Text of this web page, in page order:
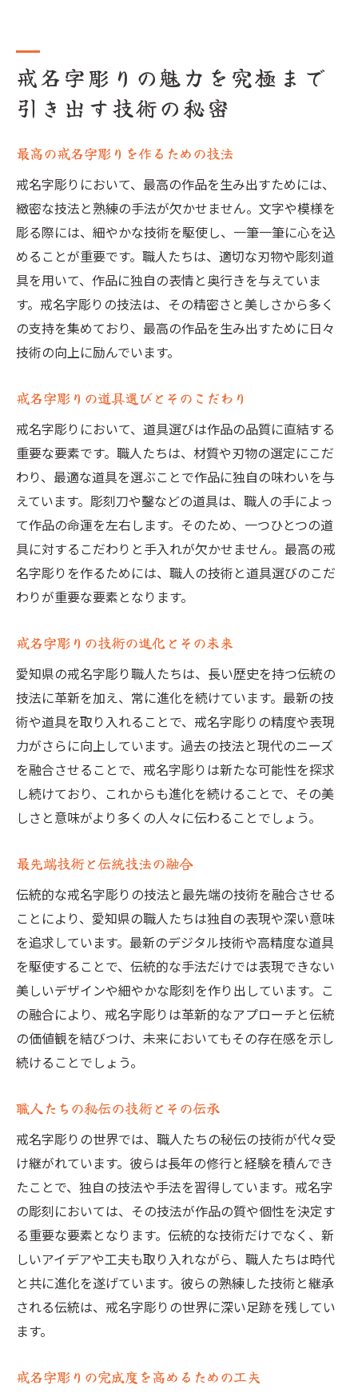
戒名字彫りの魅力を究極まで
引き出す技術の秘密
最高の戒名字彫りを作るための技法
戒名字彫りにおいて、最高の作品を生み出すためには、
緻密な技法と熟練の手法が欠かせません。文字や模様を
彫る際には、細やかな技術を駆使し、一筆一筆に心を込
めることが重要です。職人たちは、適切な刃物や彫刻道
具を用いて、作品に独自の表情と奥行きを与えていま
す。戒名字彫りの技法は、その精密さと美しさから多く
の支持を集めており、最高の作品を生み出すために日々
技術の向上に励んでいます。
戒名字彫りの道具選びとそのこだわり
戒名字彫りにおいて、道具選びは作品の品質に直結する
重要な要素です。職人たちは、材質や刃物の選定にこだ
わり、最適な道具を選ぶことで作品に独自の味わいを与
えています。彫刻刀や鑿などの道具は、職人の手によっ
て作品の命運を左右します。そのため、一つひとつの道
具に対するこだわりと手入れが欠かせません。最高の戒
名字彫りを作るためには、職人の技術と道具選びのこだ
わりが重要な要素となります。
戒名字彫りの技術の進化とその未来
愛知県の戒名字彫り職人たちは、長い歴史を持つ伝統の
技法に革新を加え、常に進化を続けています。最新の技
術や道具を取り入れることで、戒名字彫りの精度や表現
力がさらに向上しています。過去の技法と現代のニーズ
を融合させることで、戒名字彫りは新たな可能性を探求
し続けており、これからも進化を続けることで、その美
しさと意味がより多くの人々に伝わることでしょう。
最先端技術と伝統技法の融合
伝統的な戒名字彫りの技法と最先端の技術を融合させる
ことにより、愛知県の職人たちは独自の表現や深い意味
を追求しています。最新のデジタル技術や高精度な道具
を駆使することで、伝統的な手法だけでは表現できない
美しいデザインや細やかな彫刻を作り出しています。こ
の融合により、戒名字彫りは革新的なアプローチと伝統
の価値観を結びつけ、未来においてもその存在感を示し
続けることでしょう。
職人たちの秘伝の技術とその伝承
戒名字彫りの世界では、職人たちの秘伝の技術が代々受
け継がれています。彼らは長年の修行と経験を積んでき
たことで、独自の技法や手法を習得しています。戒名字
の彫刻においては、その技法が作品の質や個性を決定す
る重要な要素となります。伝統的な技術だけでなく、新
しいアイデアや工夫も取り入れながら、職人たちは時代
と共に進化を遂げています。彼らの熟練した技術と継承
される伝統は、戒名字彫りの世界に深い足跡を残してい
ます。
戒名字彫りの完成度を高めるための工夫